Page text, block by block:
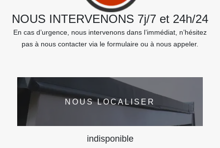
NOUS INTERVENONS 7j/7 et 24h/24
En cas d’urgence, nous intervenons dans l’immédiat, n’hésitez
pas à nous contacter via le formulaire ou à nous appeler.
NOUS LOCALISER
indisponible